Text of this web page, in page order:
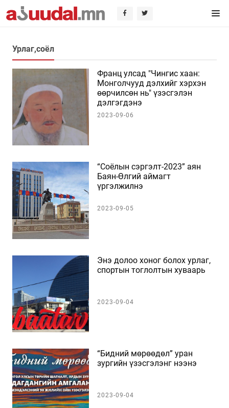
Урлаг,соёл
Франц улсад "Чингис хаан:
Монголчууд дэлхийг хэрхэн
өөрчилсөн нь" үзэсгэлэн
дэлгэгдэнэ
2023-09-06
“Соёлын сэргэлт-2023” аян
Баян-Өлгий аймагт
үргэлжилнэ
2023-09-05
Энэ долоо хоног болох урлаг,
спортын тоглолтын хуваарь
2023-09-04
“Бидний мөрөөдөл” уран
зургийн үзэсгэлэнг нээнэ
2023-09-04